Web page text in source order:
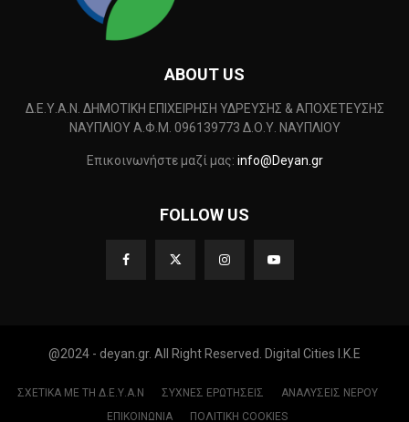
ABOUT US
Δ.Ε.Υ.Α.Ν. ΔΗΜΟΤΙΚΗ ΕΠΙΧΕΙΡΗΣΗ ΥΔΡΕΥΣΗΣ & ΑΠΟΧΕΤΕΥΣΗΣ
ΝΑΥΠΛΙΟΥ Α.Φ.Μ. 096139773 Δ.Ο.Υ. ΝΑΥΠΛΙΟΥ
Επικοινωνήστε μαζί μας: info@Deyan.gr
FOLLOW US
@2024 - deyan.gr. All Right Reserved. Digital Cities I.K.E
ΣΧΕΤΙΚΑ ΜΕ ΤΗ Δ.Ε.Υ.Α.Ν ΣΥΧΝΕΣ ΕΡΩΤΗΣΕΙΣ
ΑΝΑΛΥΣΕΙΣ ΝΕΡΟΥ
ΕΠΙΚΟΙΝΩΝΙΑ
ΠΟΛΙΤΙΚΗ COOKIES